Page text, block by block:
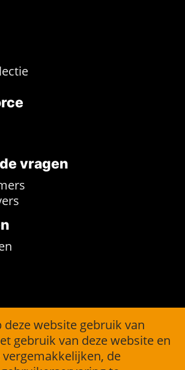
vragen
36 04
website gebruik van
gebruik van deze website en
de